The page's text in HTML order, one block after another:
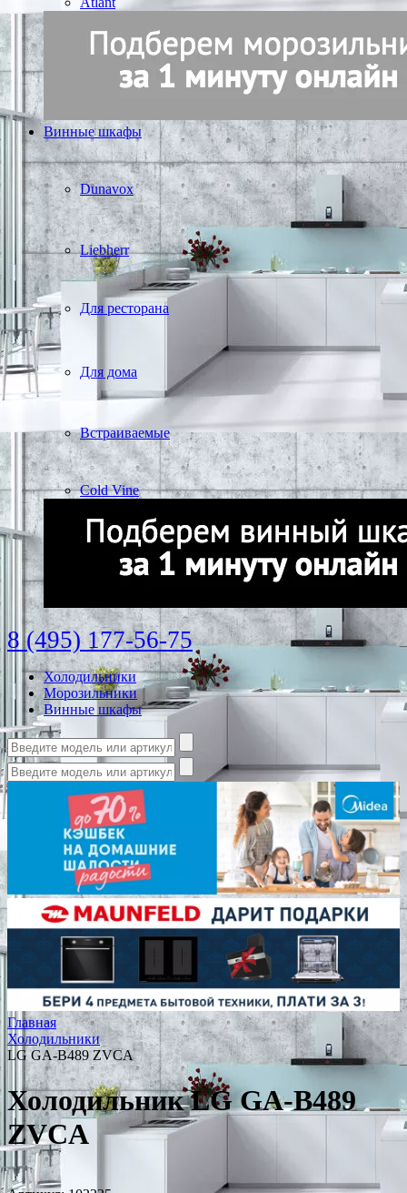
Винные шкафы
Dunavox
Liebherr
Для ресторана
Для дома
Встраиваемые
Cold Vine
8 (495) 177-56-75
Холодильники
Морозильники
Винные шкафы
Главная
Холодильники
LG GA-B489 ZVCA
Холодильник LG GA-B489
ZVCA